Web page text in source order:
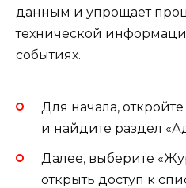
данным и упрощает
технической
событиях.
Для начала,
и найдите раздел
Далее, выберите
открыть доступ к